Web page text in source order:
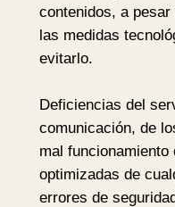
contenidos, a pesar
las medidas
evitarlo.
Deficiencias del
comunicación, de
mal
optimizadas de
errores de